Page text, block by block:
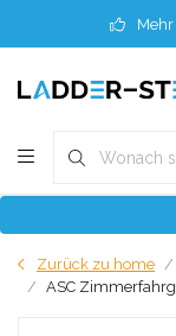
Zurück zu home
ASC